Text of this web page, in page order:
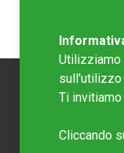
Utilizziamo
sull'utilizzo
Ti
Cliccando